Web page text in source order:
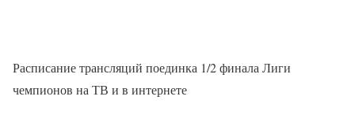
Расписание трансляций поединка 1/2 финала Лиги
чемпионов на ТВ и в интернете